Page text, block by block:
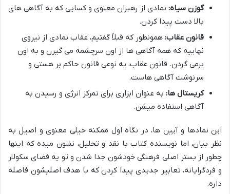
گوزن سیاه: نمادی از رهبران معنوی و کسایی که به آگاهی های
بالا دست پیدا کردن.
قانون عقاب: همونطور که قبلاً گفتیم، عقاب نمادی از نیروی
نهاییه که همه آگاهی ها از اون سرچشمه می گیرن و به اون
برمی گردن. قانون عقاب، به نوعی قانون حاکم بر هستی و
سرنوشت آگاهی هاست.
کریستال ها: به عنوان ابزاری برای تمرکز انرژی و رسیدن به
آگاهی استفاده میشن.
این نمادها و آیین ها، در نگاه اول ممکنه خیلی معنوی و اصیل به
نظر بیان، اما نویسنده کتاب با نقد و تحلیل، نشون میده که اینها
چطور از بستر اصلی فرهنگی خودشون جدا شدن و تو یه فضای سکولار
و فردگرایانه، تعابیر جدیدی پیدا کردن که با هدف اصلیشون فاصله
داره.